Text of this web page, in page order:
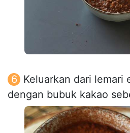
Keluarkan dari lemari
dengan bubuk kakao